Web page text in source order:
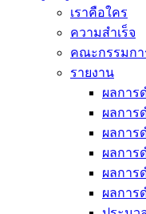
เราคือใคร
ความสำเร็จ
คณะกรรมก
รายงาน
ผลการ
ผลการ
ผลการ
ผลการ
ผลการ
ผลการ